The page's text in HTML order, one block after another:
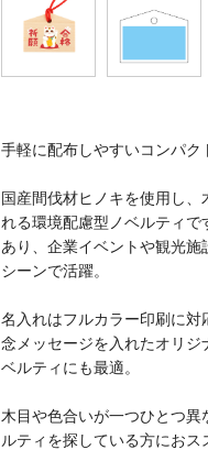
手軽に配布しやすいコンパク
国産間伐材ヒノキを使用し
れる環境配慮型ノベルティ
あり、企業イベントや観光
シーンで活躍。
名入れはフルカラー印刷に
念メッセージを入れたオリジ
ベルティにも最適。
木目や色合いが一つひとつ
ルティを探している方におス